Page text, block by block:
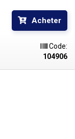
La conception
l'efficacité
mm. Elle est
une longue durée
Acheter
Code:
104906